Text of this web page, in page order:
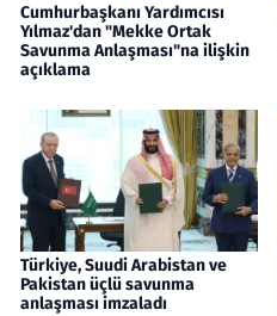
Cumhurbaşkanı Yardımcısı
Yılmaz'dan "Mekke Ortak
Savunma Anlaşması"na ilişkin
açıklama
Türkiye, Suudi Arabistan ve
Pakistan üçlü savunma
anlaşması imzaladı